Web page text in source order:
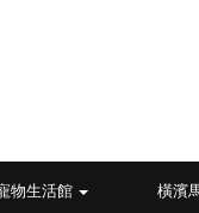
物生活館 橫濱